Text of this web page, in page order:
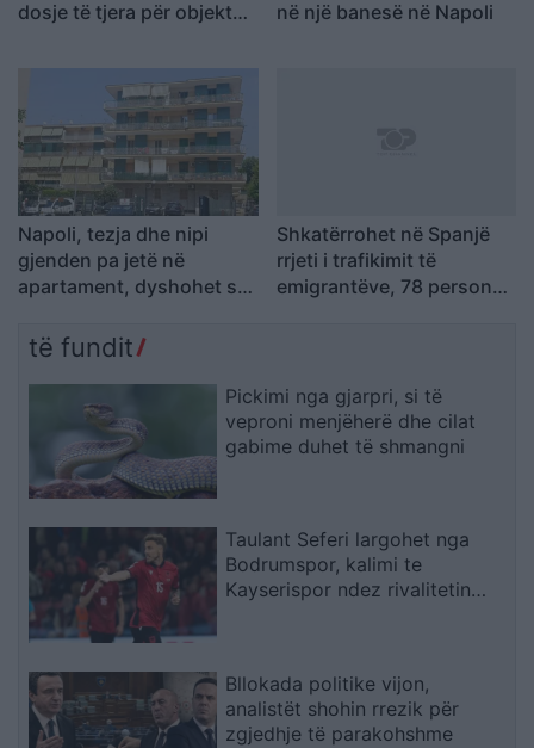
dosje të tjera për objekte
në një banesë në Napoli
Napoli, tezja dhe nipi
gjenden pa jetë në
apartament, dyshohet se
ditësh
Shkatërrohet në Spanjë
rrjeti i trafikimit të
emigrantëve, 78 persona
të fundit
Pickimi nga gjarpri, si të
veproni menjëherë dhe cilat
gabime duhet të shmangni
Taulant Seferi largohet nga
Bodrumspor, kalimi te
Kayserispor ndez rivalitetin
Bllokada politike vijon,
analistët shohin rrezik për
zgjedhje të parakohshme